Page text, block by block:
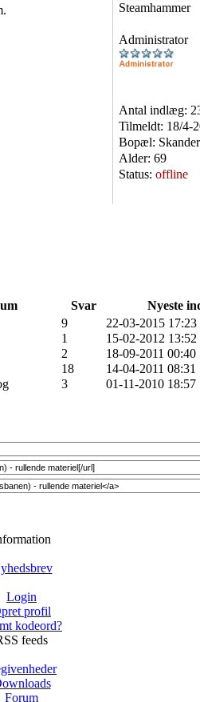
Steamhammer
Administrator
Antal indlæg:
Tilmeldt: 18/4-
Bopæl:
Alder: 69
Status: offline
Svar
Nyeste
9
22-03-2015 17:23
1
15-02-2012 13:52
2
18-09-2011 00:40
18
14-04-2011 08:31
3 01-11-2010 18:57
Login
profil
kodeord?
feeds
Forum